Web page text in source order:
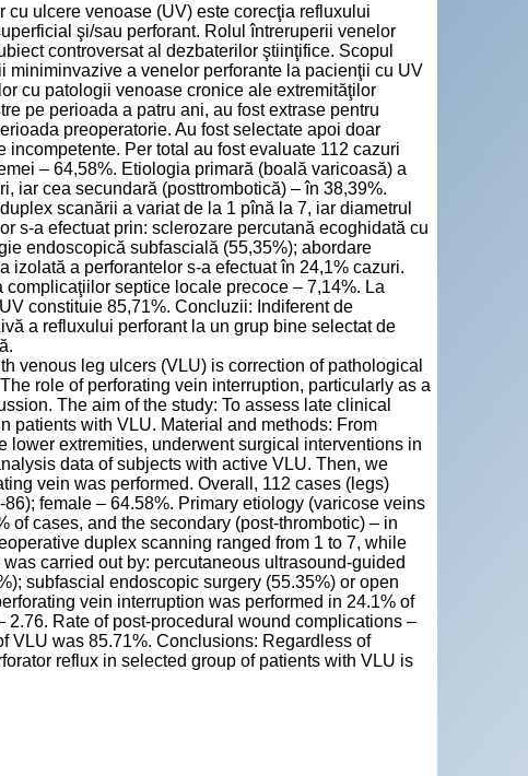
cu ulcere venoase (UV) este corecţia refluxului
şi/sau perforant. Rolul întreruperii venelor
controversat al dezbaterilor ştiinţifice. Scopul
a venelor perforante la pacienţii cu UV
cu patologii venoase cronice ale extremităţilor
pe perioada a patru ani, au fost extrase pentru
preoperatorie. Au fost selectate apoi doar
Per total au fost evaluate 112 cazuri
– 64,58%. Etiologia primară (boală varicoasă) a
iar cea secundară (posttrombotică) – în 38,39%.
scanării a variat de la 1 pînă la 7, iar diametrul
s-a efectuat prin: sclerozare percutană ecoghidată cu
endoscopică subfascială (55,35%); abordare
izolată a perforantelor s-a efectuat în 24,1% cazuri.
septice locale precoce – 7,14%. La
constituie 85,71%. Concluzii: Indiferent de
a refluxului perforant la un grup bine selectat de
venous leg ulcers (VLU) is correction of pathological
role of perforating vein interruption, particularly as a
The aim of the study: To assess late clinical
patients with VLU. Material and methods: From
extremities, underwent surgical interventions in
data of subjects with active VLU. Then, we
vein was performed. Overall, 112 cases (legs)
female – 64.58%. Primary etiology (varicose veins
cases, and the secondary (post-thrombotic) – in
duplex scanning ranged from 1 to 7, while
carried out by: percutaneous ultrasound-guided
subfascial endoscopic surgery (55.35%) or open
vein interruption was performed in 24.1% of
Rate of post-procedural wound complications –
VLU was 85.71%. Conclusions: Regardless of
reflux in selected group of patients with VLU is